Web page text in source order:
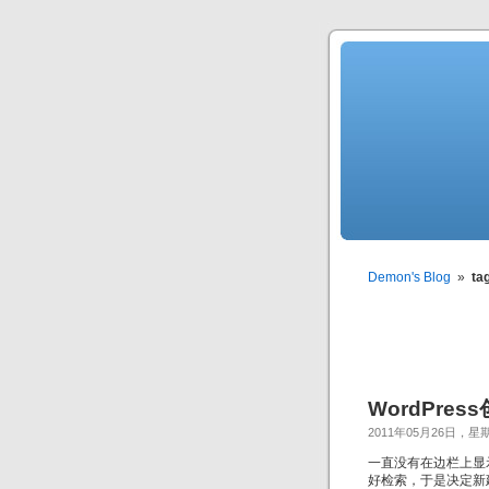
Demon's Blog »
WordPress
2011年05月26日，星
一直没有在边栏上
好检索，于是决定新